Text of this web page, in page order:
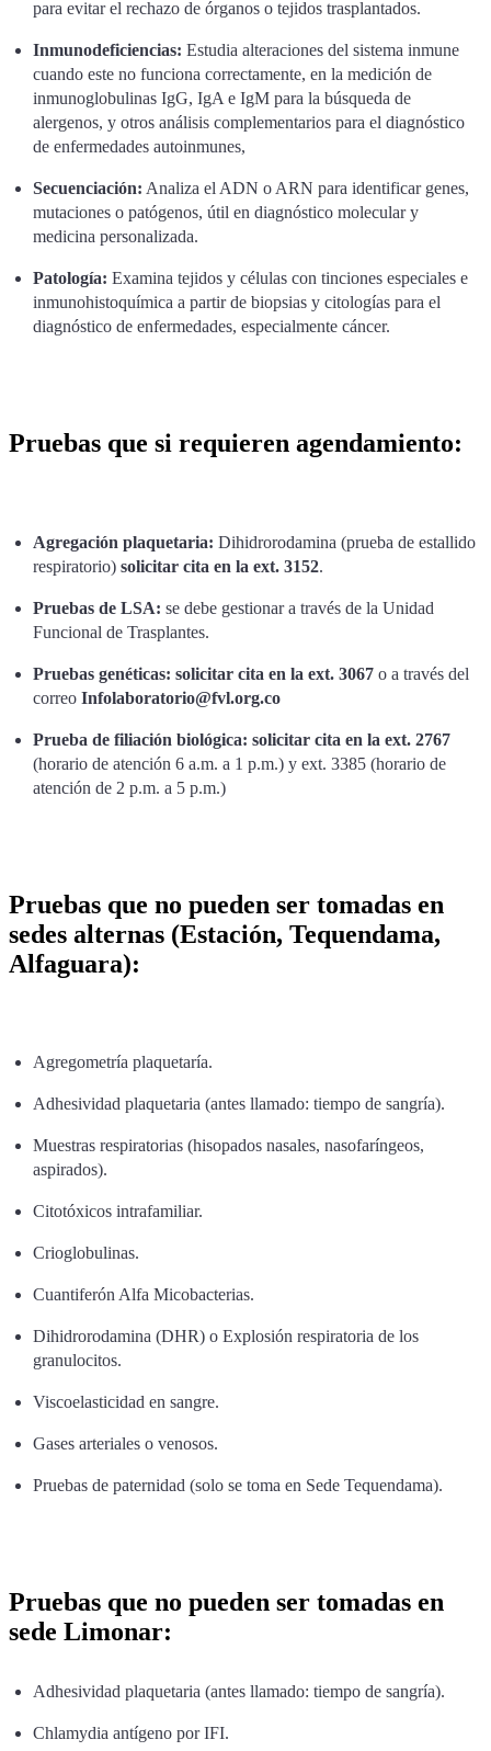
para evitar el rechazo de órganos o tejidos trasplantados.
Inmunodeficiencias: Estudia alteraciones del sistema inmune
cuando este no funciona correctamente, en la medición de
inmunoglobulinas IgG, IgA e IgM para la búsqueda de
alergenos, y otros análisis complementarios para el diagnóstico
de enfermedades autoinmunes,
Secuenciación: Analiza el ADN o ARN para identificar genes,
mutaciones o patógenos, útil en diagnóstico molecular y
medicina personalizada.
Patología: Examina tejidos y células con tinciones especiales e
inmunohistoquímica a partir de biopsias y citologías para el
diagnóstico de enfermedades, especialmente cáncer.
Pruebas que si requieren agendamiento:
Agregación plaquetaria: Dihidrorodamina (prueba de estallido
respiratorio) solicitar cita en la ext. 3152.
Pruebas de LSA: se debe gestionar a través de la Unidad
Funcional de Trasplantes.
Pruebas genéticas: solicitar cita en la ext. 3067 o a través del
correo Infolaboratorio@fvl.org.co
Prueba de filiación biológica: solicitar cita en la ext. 2767
(horario de atención 6 a.m. a 1 p.m.) y ext. 3385 (horario de
atención de 2 p.m. a 5 p.m.)
Pruebas que no pueden ser tomadas en
sedes alternas (Estación, Tequendama,
Alfaguara):
Agregometría plaquetaría.
Adhesividad plaquetaria (antes llamado: tiempo de sangría).
Muestras respiratorias (hisopados nasales, nasofaríngeos,
aspirados).
Citotóxicos intrafamiliar.
Crioglobulinas.
Cuantiferón Alfa Micobacterias.
Dihidrorodamina (DHR) o Explosión respiratoria de los
granulocitos.
Viscoelasticidad en sangre.
Gases arteriales o venosos.
Pruebas de paternidad (solo se toma en Sede Tequendama).
Pruebas que no pueden ser tomadas en
sede Limonar:
Adhesividad plaquetaria (antes llamado: tiempo de sangría).
Chlamydia antígeno por IFI.